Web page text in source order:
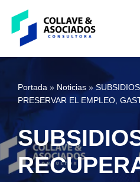
Skip
content
Portada » Noticias »
PRESERVAR EL EMPLEO,